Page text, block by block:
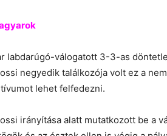
lab­da­rúgó-vá­lo­ga­tott 3-3-as
ne­gye­dik ta­lál­ko­zója volt ez a
lehet fel­fe­dezni.
irányítása alatt mutatkozott be a